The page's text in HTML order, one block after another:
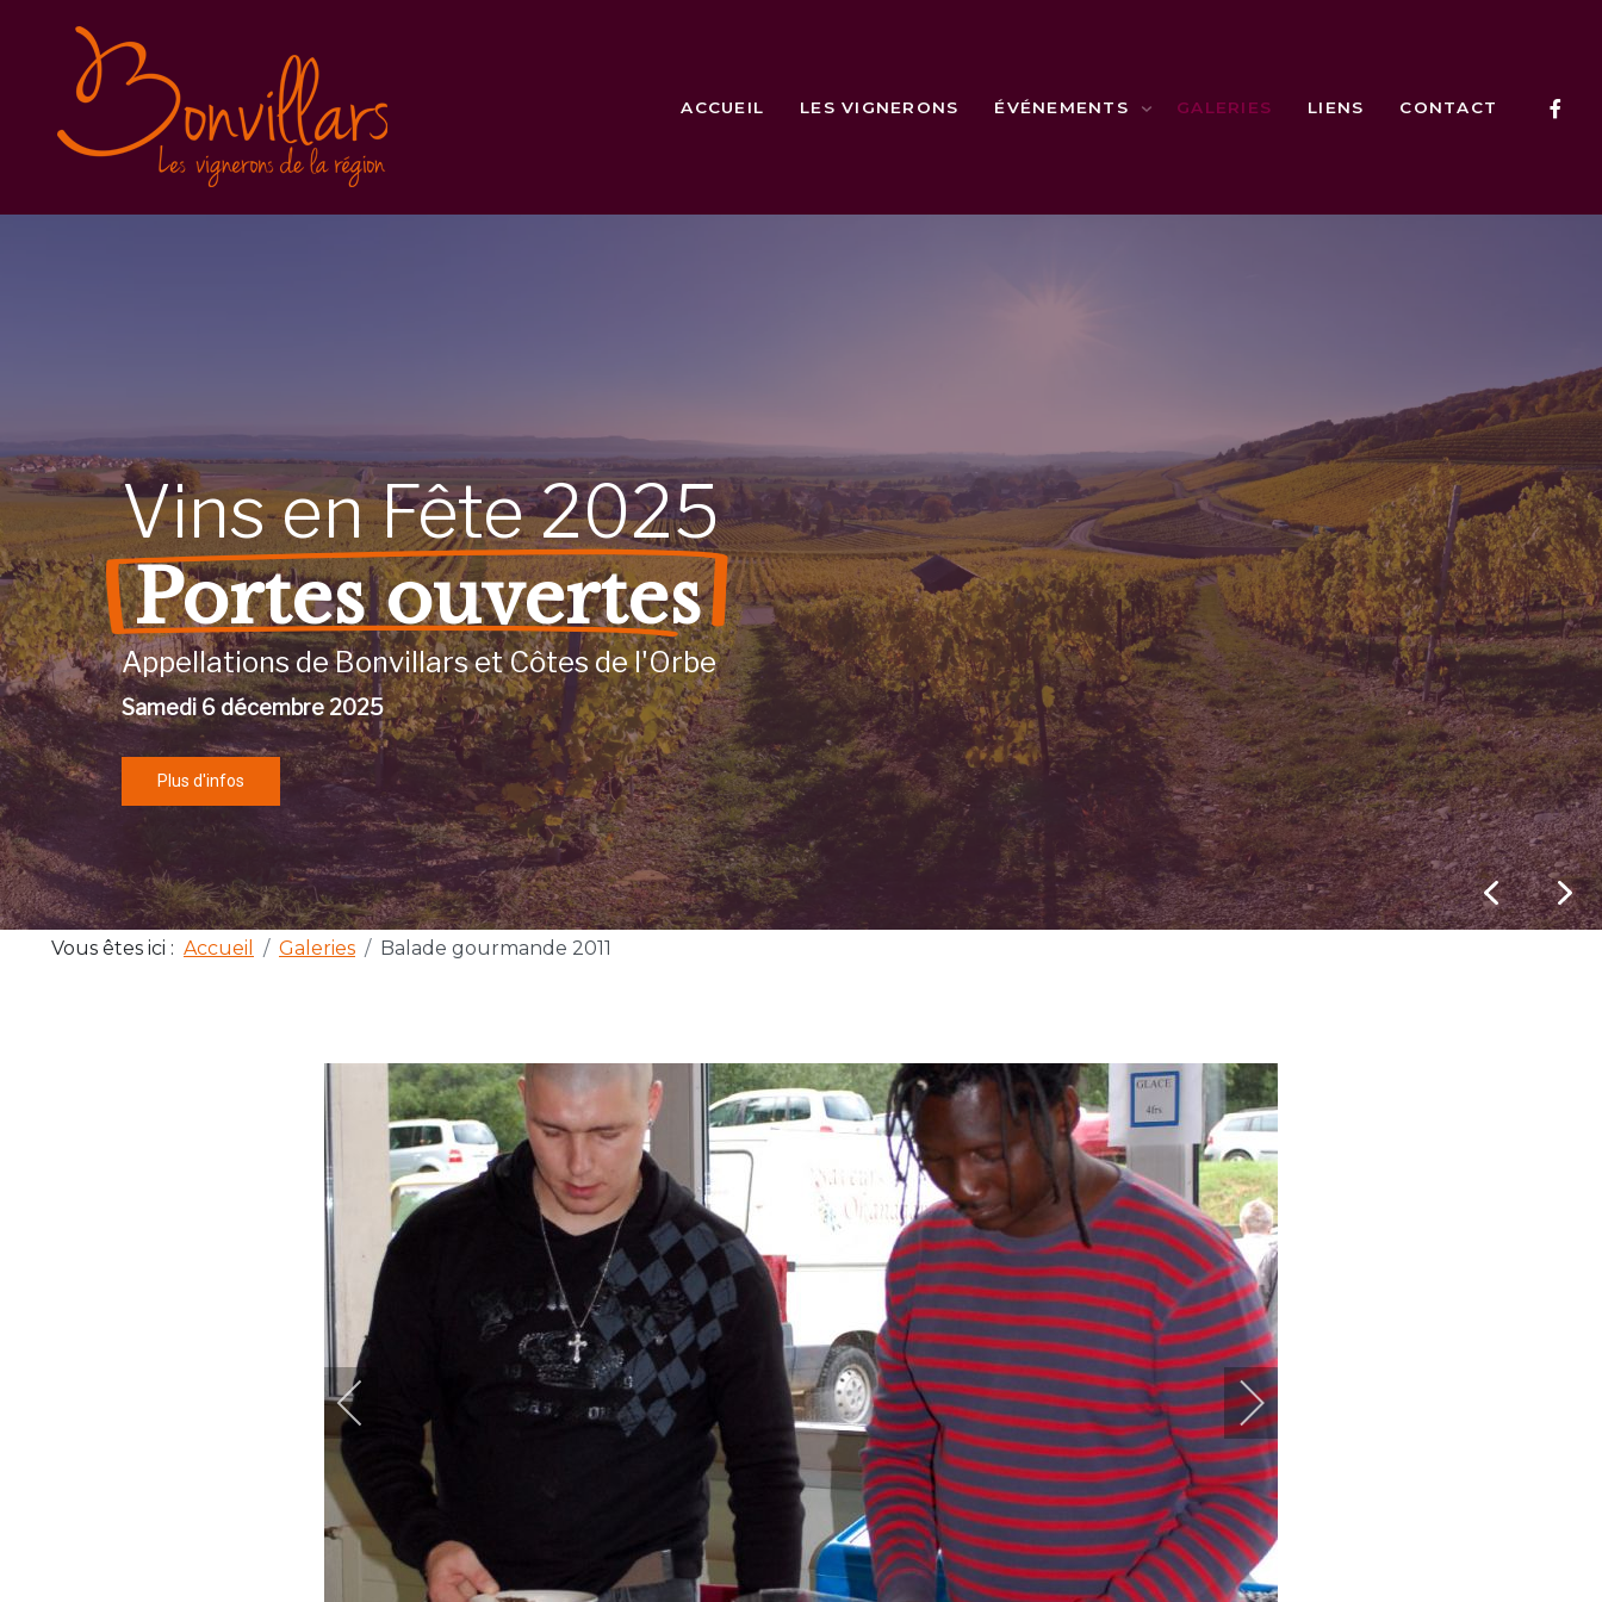
ACCUEIL LES VIGNERONS ÉVÉNEMENTS GALERIES LIENS CONTACT
VinsenFête2025
Portes ouvertes
Appellations de Bonvillars et Côtes de l'Orbe
Samedi 6 décembre 2025
Plus d'infos
Vous êtes ici : Accueil Galeries Balade gourmande 2011
Vins en Fête 2025
Balade gourmande
Inscription
Conditions générales
Vins en Fête 2023